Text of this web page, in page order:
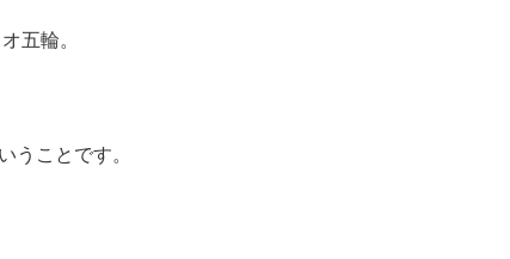
腕をつくる 人と組織を動かす(200)
五輪。
うことです。